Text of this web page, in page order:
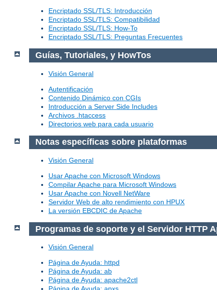
Encriptado SSL/TLS: Introducción
Encriptado SSL/TLS: Compatibilidad
Encriptado SSL/TLS: How-To
Encriptado SSL/TLS: Preguntas Frecuentes
Guías, Tutoriales, y HowTos
Visión General
Autentificación
Contenido Dinámico con CGIs
Introducción a Server Side Includes
Archivos .htaccess
Directorios web para cada usuario
Notas específicas sobre plataformas
Visión General
Usar Apache con Microsoft Windows
Compilar Apache para Microsoft Windows
Usar Apache con Novell NetWare
Servidor Web de alto rendimiento con HPUX
La versión EBCDIC de Apache
Programas de soporte y el Servidor HTTP
Visión General
Página de Ayuda: httpd
Página de Ayuda: ab
Página de Ayuda: apache2ctl